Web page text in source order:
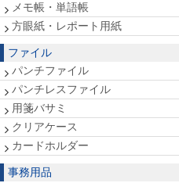
メモ帳・単語帳
方眼紙・レポート用紙
ファイル
パンチファイル
パンチレスファイル
用箋バサミ
クリアケース
カードホルダー
事務用品